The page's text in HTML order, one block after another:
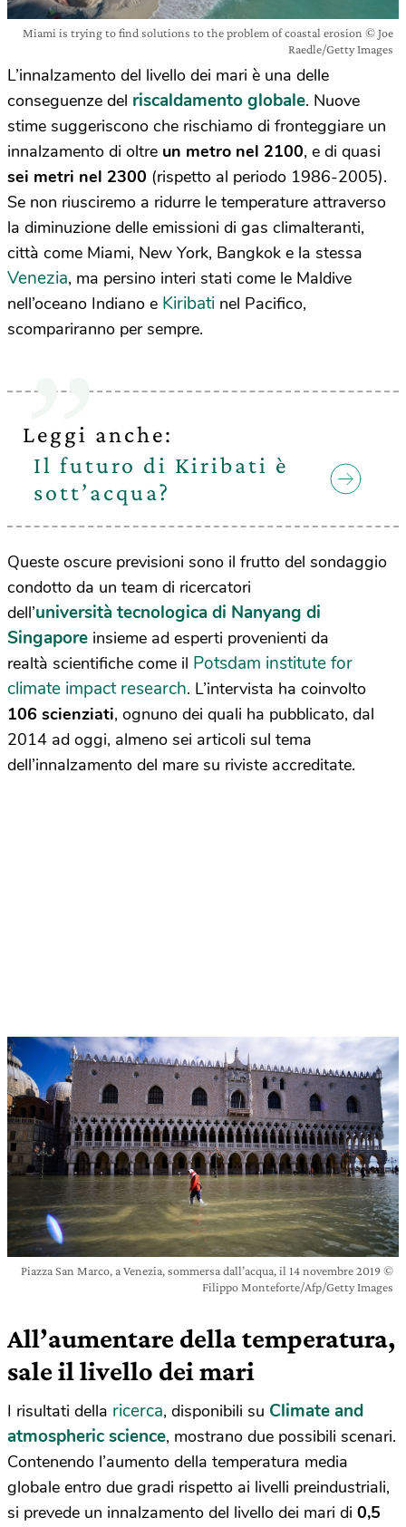
Miami is trying to find solutions to the problem of coastal erosion © Joe
Raedle/Getty Images
L’innalzamento del livello dei mari è una delle
conseguenze del riscaldamento globale. Nuove
stime suggeriscono che rischiamo di fronteggiare un
innalzamento di oltre un metro nel 2100, e di quasi
sei metri nel 2300 (rispetto al periodo 1986-2005).
Se non riusciremo a ridurre le temperature attraverso
la diminuzione delle emissioni di gas climalteranti,
città come Miami, New York, Bangkok e la stessa
Venezia, ma persino interi stati come le Maldive
nell’oceano Indiano e Kiribati nel Pacifico,
scompariranno per sempre.
Leggi anche:
Il futuro di Kiribati è
sott’acqua?
Queste oscure previsioni sono il frutto del sondaggio
condotto da un team di ricercatori
dell’università tecnologica di Nanyang di
Singapore insieme ad esperti provenienti da
realtà scientifiche come il Potsdam institute for
climate impact research. L’intervista ha coinvolto
106 scienziati, ognuno dei quali ha pubblicato, dal
2014 ad oggi, almeno sei articoli sul tema
dell’innalzamento del mare su riviste accreditate.
Piazza San Marco, a Venezia, sommersa dall’acqua, il 14 novembre 2019 ©
Filippo Monteforte/Afp/Getty Images
All’aumentare della temperatura,
sale il livello dei mari
I risultati della ricerca, disponibili su Climate and
atmospheric science, mostrano due possibili scenari.
Contenendo l’aumento della temperatura media
globale entro due gradi rispetto ai livelli preindustriali,
si prevede un innalzamento del livello dei mari di 0,5